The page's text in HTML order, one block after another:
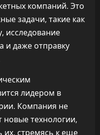
компаний. Это
задачи, такие как
исследование
и даже отправку
лидером в
Компания не
технологии,
их, стремясь к еще